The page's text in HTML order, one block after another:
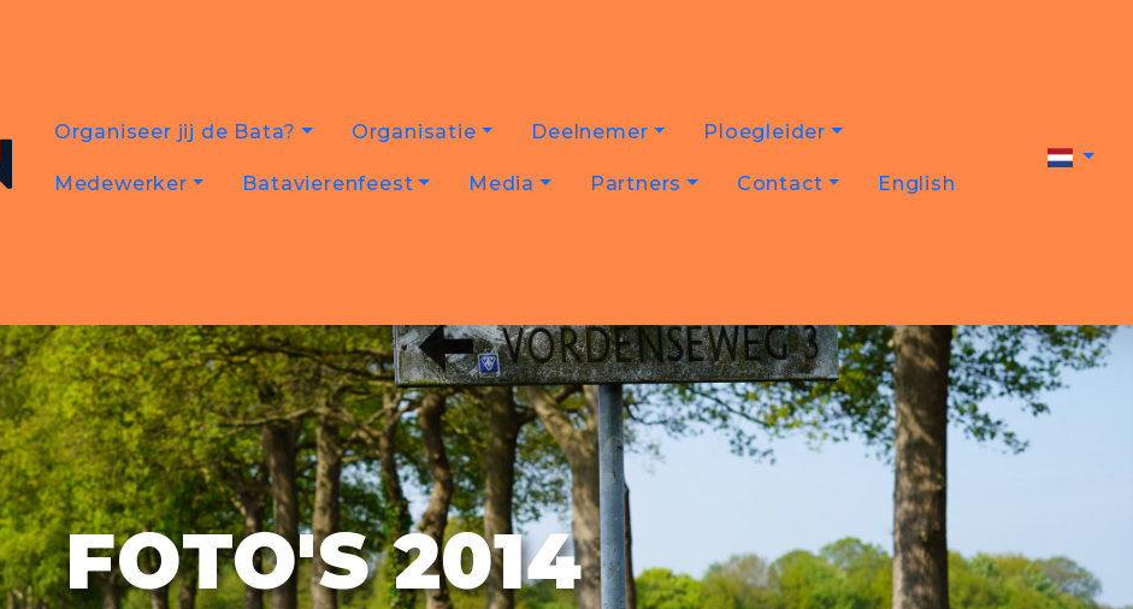
Organiseer jij de Bata? Organisatie Deelnemer Ploegleider
Medewerker Batavierenfeest Media Partners Contact English
FOTO'S 2014